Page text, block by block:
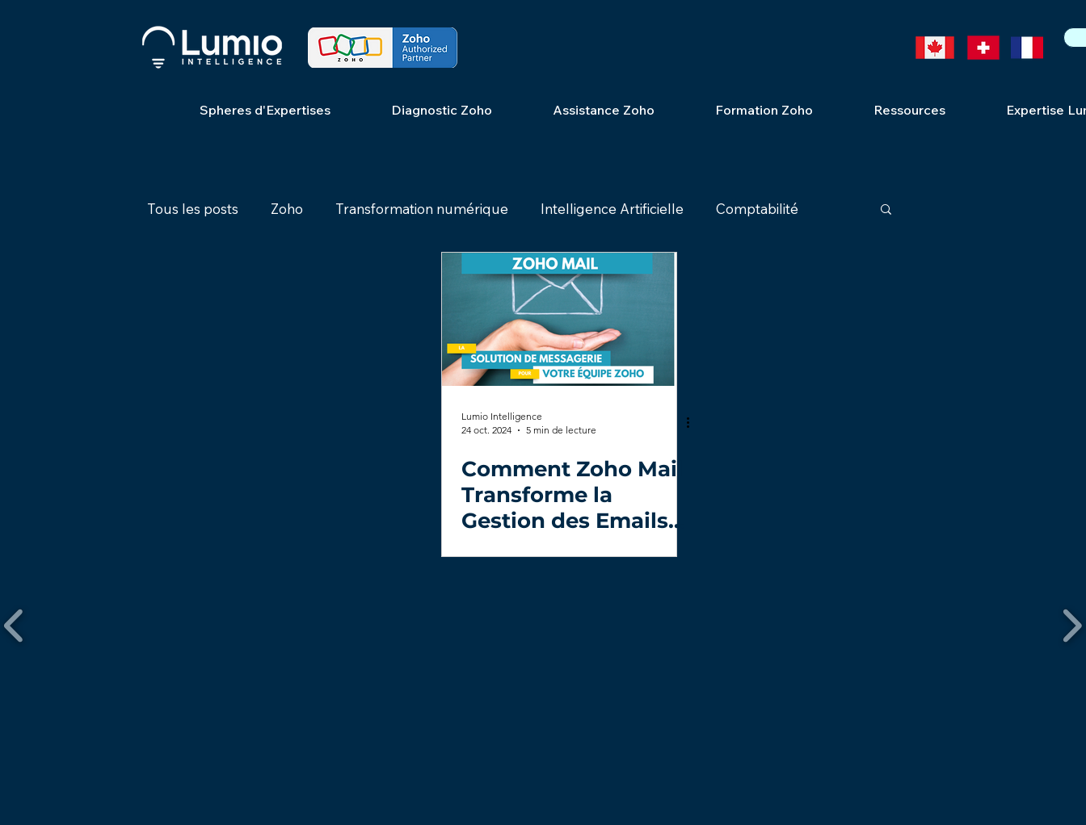
Spheres d'Expertises Diagnostic Zoho Assistance Zoho Formation Zoho Ressources Expertise
Tous les posts Zoho Transformation numérique Intelligence Artificielle Comptabilité
Lumio Intelligence
24 oct. 2024
5 min de lecture
Comment Zoho Mail
Transforme la
Gestion des Emails